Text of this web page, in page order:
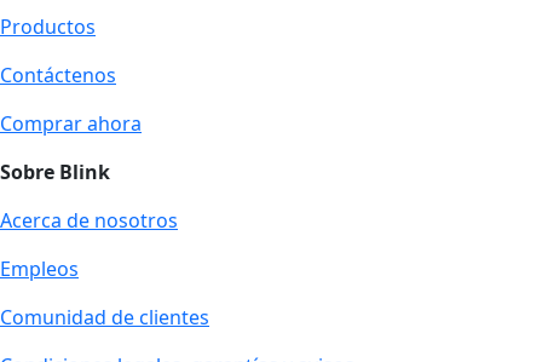
Productos
Contáctenos
Comprar ahora
Sobre Blink
Acerca de nosotros
Empleos
Comunidad de clientes